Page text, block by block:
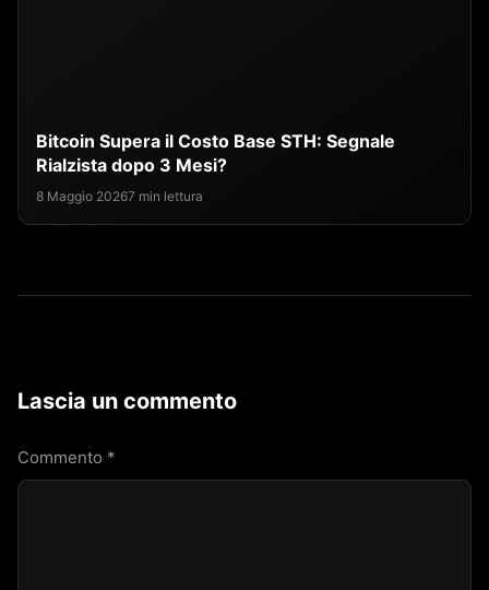
Bitcoin Supera il Costo Base STH: Segnale
Rialzista dopo 3 Mesi?
8 Maggio 20267 min lettura
Lascia un commento
Commento *